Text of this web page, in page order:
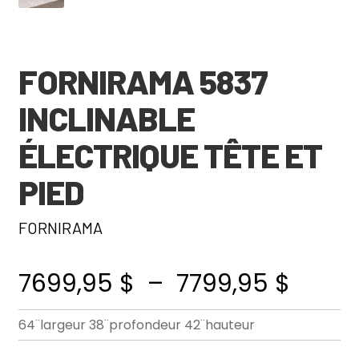
FORNIRAMA 5837
INCLINABLE
ÉLECTRIQUE TÊTE ET
PIED
FORNIRAMA
7699,95 $ – 7799,95 $
de
64¨largeur 38¨profondeur 42¨hauteur